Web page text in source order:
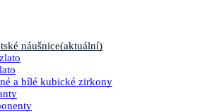
náušnice(aktuální)
a bílé kubické zirkony